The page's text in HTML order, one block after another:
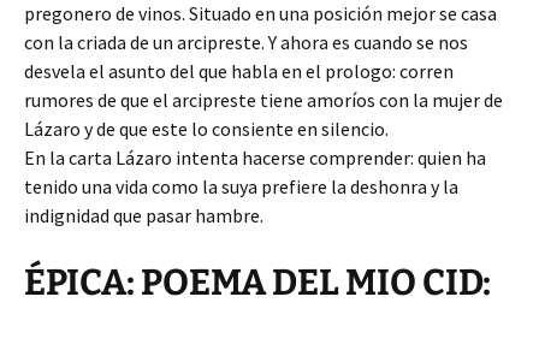
pregonero de vinos. Situado en una posición mejor se casa
con la criada de un arcipreste. Y ahora es cuando se nos
desvela el asunto del que habla en el prologo: corren
rumores de que el arcipreste tiene amoríos con la mujer de
Lázaro y de que este lo consiente en silencio.
En la carta Lázaro intenta hacerse comprender: quien ha
tenido una vida como la suya prefiere la deshonra y la
indignidad que pasar hambre.
ÉPICA: POEMA DEL MIO CID: